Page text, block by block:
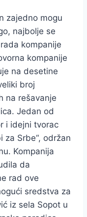
zajedno mogu
najbolje se
kompanije
kompanije
na desetine
broj
na rešavanje
Jedan od
i idejni tvorac
za Srbe“, održan
Kompanija
da
rad ove
sredstva za
iz sela Sopot u